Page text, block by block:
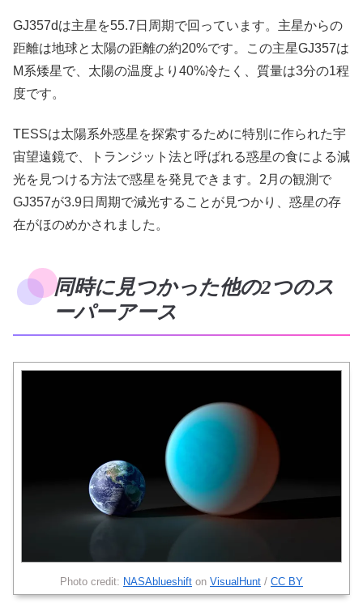
GJ357dは主星を55.7日周期で回っています。主星からの
距離は地球と太陽の距離の約20%です。この主星GJ357は
M系矮星で、太陽の温度より40%冷たく、質量は3分の1程
度です。
TESSは太陽系外惑星を探索するために特別に作られた宇
宙望遠鏡で、トランジット法と呼ばれる惑星の食による減
光を見つける方法で惑星を発見できます。2月の観測で
GJ357が3.9日周期で減光することが見つかり、惑星の存
在がほのめかされました。
同時に見つかった他の2つのス
ーパーアース
Photo credit: NASAblueshift on VisualHunt / CC BY